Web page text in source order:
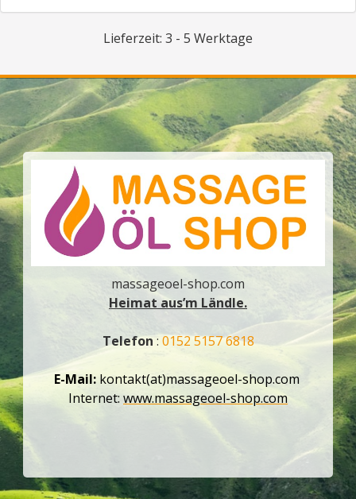
Lieferzeit: 3 - 5 Werktage
massageoel-shop.com
Heimat aus’m Ländle.
Telefon: 0152 5157 6818
E-Mail: kontakt(at)massageoel-shop.com
Internet: www.massageoel-shop.com